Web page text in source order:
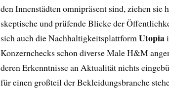
den Innenstädten omnipräsent sind, ziehen sie
skeptische und prüfende Blicke der
sich auch die NachhaltigkeitsplattformUtopia
Konzernchecks schon diverse Male H&M
deren Erkenntnisse an Aktualität nichts
für einen großteil der Bekleidungsbranche